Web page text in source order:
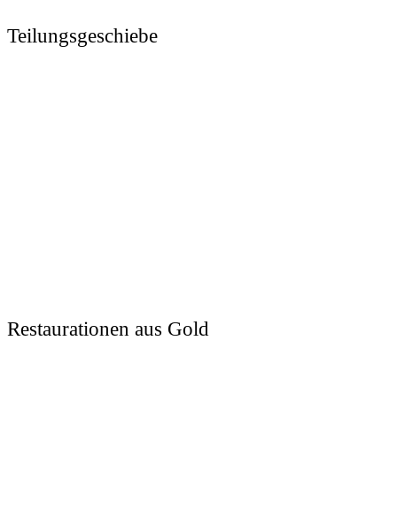
Teilungsgeschiebe
Restaurationen aus Gold